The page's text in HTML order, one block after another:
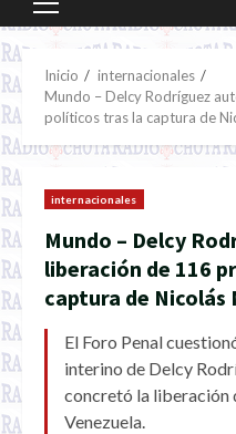
Menú
principal
Inicio
internacionales
Mundo – Delcy Rodríguez
políticos tras la captura de
internacionales
Mundo – Delcy
liberación de 116
captura de Nicolás
El Foro Penal
interino de Delcy
concretó la liberación
Venezuela.